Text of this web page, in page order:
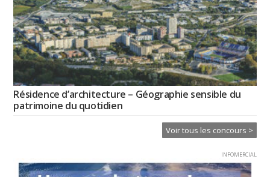
Résidence d’architecture – Géographie sensible du
patrimoine du quotidien
Voir tous les concours >
INFOMERCIAL